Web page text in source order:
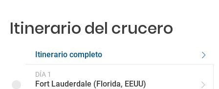
Exterior Familiar FA
Balcón VB
Balcón V
Suite Signature SY
Suite Neptune SB
Itinerario del crucero
Itinerario completo
DÍA 1
Fort Lauderdale (Florida, EEUU)